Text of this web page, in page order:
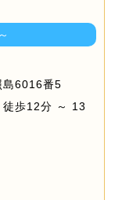
島6016番5
徒歩12分 ～ 13